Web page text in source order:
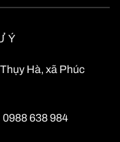
Ý
Hà, xã Phúc
638 984